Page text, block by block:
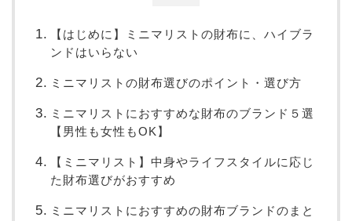
【はじめに】ミニマリストの財布に、ハイブラ
ンドはいらない
ミニマリストの財布選びのポイント・選び方
ミニマリストにおすすめな財布のブランド５選
【男性も女性もOK】
【ミニマリスト】中身やライフスタイルに応じ
た財布選びがおすすめ
ミニマリストにおすすめの財布ブランドのまと